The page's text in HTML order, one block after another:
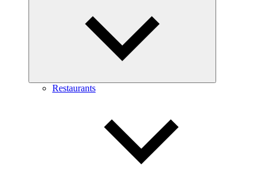
Restaurants